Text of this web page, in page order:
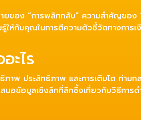
ยของ “การพลิกกลับ” ความสำคัญของ
ห้กับคุณในการตีความตัวชี้วัดทางการเ
ะไร
าพ ประสิทธิภาพ และการเติบโต ท่ามก
อข้อมูลเชิงลึกที่ลึกซึ้งเกี่ยวกับวิธีการด